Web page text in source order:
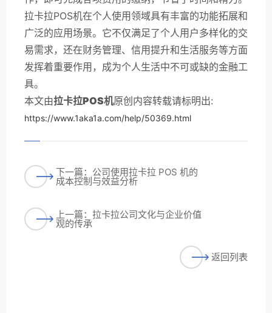
拉卡拉POS机在个人使用领域具有丰富的功能拓展和
广泛的应用场景。它不仅满足了个人用户多样化的交
易需求，还在财务管理、信用提升和生活服务等方面
发挥着重要作用，成为个人生活中不可或缺的金融工
具。
本文由拉卡拉POS机原创内容转载请标明出:
https://www.1aka1a.com/help/50369.html
下一篇：公司使用拉卡拉 POS 机的
成本控制与效益分析
上一篇：拉卡拉公司文化与企业价值
观的传承
返回列表